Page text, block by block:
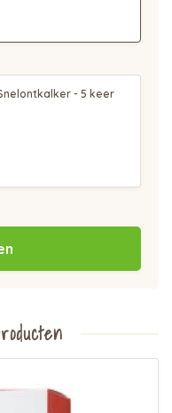
- 5 keer